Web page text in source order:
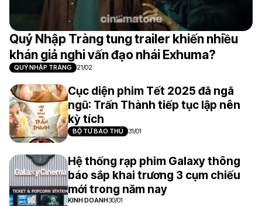
Quỷ Nhập Tràng tung trailer khiến nhiều
khán giả nghi vấn đạo nhái Exhuma?
QUỶ NHẬP TRÀNG 21/02
Cục diện phim Tết 2025 đã ngã
ngũ: Trấn Thành tiếp tục lập nên
kỳ tích
BỘ TỨ BÁO THỦ 31/01
Hệ thống rạp phim Galaxy thông
báo sắp khai trương 3 cụm chiếu
mới trong năm nay
KINH DOANH30/01